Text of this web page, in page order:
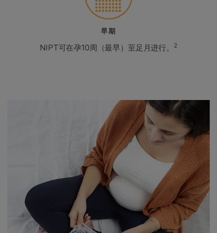
早期
NIPT可在孕10周（最早）至足月进行。 2